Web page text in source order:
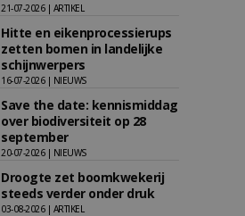
21-07-2026 | ARTIKEL
Hitte en eikenprocessierups
zetten bomen in landelijke
schijnwerpers
16-07-2026 | NIEUWS
Save the date: kennismiddag
over biodiversiteit op 28
september
20-07-2026 | NIEUWS
Droogte zet boomkwekerij
steeds verder onder druk
03-08-2026 | ARTIKEL